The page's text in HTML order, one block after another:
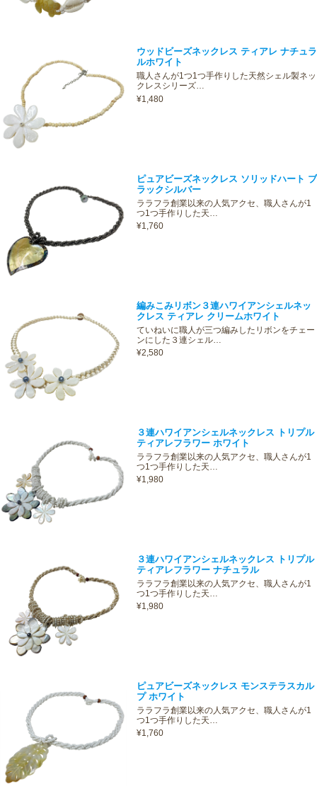
ウッドビーズネックレス ティアレ ナチュラ
ルホワイト
職人さんが1つ1つ手作りした天然シェル製ネッ
クレスシリーズ…
¥1,480
ピュアビーズネックレス ソリッドハート ブ
ラックシルバー
ララフラ創業以来の人気アクセ、職人さんが1
つ1つ手作りした天…
¥1,760
編みこみリボン３連ハワイアンシェルネッ
クレス ティアレ クリームホワイト
ていねいに職人が三つ編みしたリボンをチェー
ンにした３連シェル…
¥2,580
３連ハワイアンシェルネックレス トリプル
ティアレフラワー ホワイト
ララフラ創業以来の人気アクセ、職人さんが1
つ1つ手作りした天…
¥1,980
３連ハワイアンシェルネックレス トリプル
ティアレフラワー ナチュラル
ララフラ創業以来の人気アクセ、職人さんが1
つ1つ手作りした天…
¥1,980
ピュアビーズネックレス モンステラスカル
プ ホワイト
ララフラ創業以来の人気アクセ、職人さんが1
つ1つ手作りした天…
¥1,760